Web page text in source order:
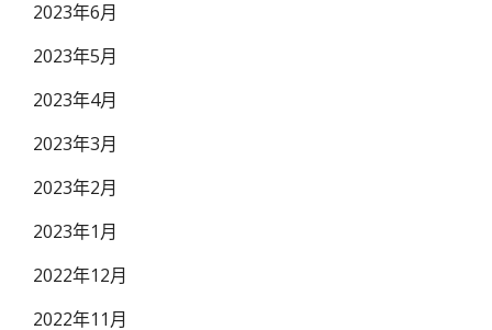
2023年6月
2023年5月
2023年4月
2023年3月
2023年2月
2023年1月
2022年12月
2022年11月